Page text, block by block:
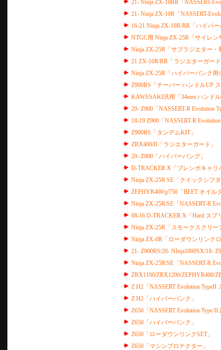
21- Ninja ZX-10RR「NASSERT-
21- Ninja ZX-10R「NASSERT-
16-21 Ninja ZX-10R/RR「ハイパ
NTGC用 Ninja ZX-25R「サイレン
Ninja ZX-25R「サブラジエター・
21 ZX-10R/RR「ラジエターガー
Ninja ZX-25R「ハイパーバンク
Z900RS「テーパー ハンドルUP
KAWASAKI汎用「34mm ハンド
20- Z900「NASSERT-R Evolution
18-19 Z900「NASSERT-R
Z900RS「タンデムKIT」
ZRX400/II「ラジエターガード」
20- Z900「ハイパーバング」
D-TRACKER X「ブレンボキャリ
Ninja ZX-25R SE「クイックシフ
ZEPHYR400/χ/750「BEET オイル
Ninja ZX-25R/SE「NASSERT-R
08-16 D-TRACKER X「Hard スプ
Ninja ZX-25R「スモークスクリー
Ninja ZX-6R「ローダウンリンク
21- Z900RS/20- NInja1000SX/18-
Ninja ZX-25R/SE「NASSERT-R
ZRX1100/ZRX1200/ZEPHYR400/
Z H2「NASSERT Evolution
Z H2「ハイパーバンク」
Z650「NASSERT Evolution Type
Z650「ハイパーバンク」
Z650「ローダウンリンクSET」
Z650「マシンプロテクター」